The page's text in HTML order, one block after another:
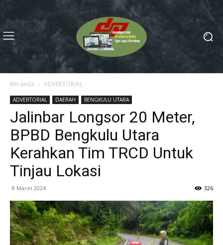
Beranda ADVERTORIAL
ADVERTORIAL DAERAH BENGKULU UTARA
Jalinbar Longsor 20 Meter,
BPBD Bengkulu Utara
Kerahkan Tim TRCD Untuk
Tinjau Lokasi
8 Maret 2024 326